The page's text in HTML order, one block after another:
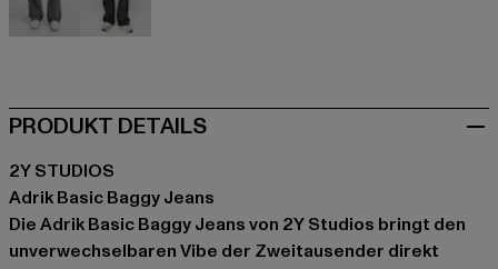
PRODUKT DETAILS
2Y STUDIOS
Adrik Basic Baggy Jeans
Die Adrik Basic Baggy Jeans von 2Y Studios bringt den
unverwechselbaren Vibe der Zweitausender direkt